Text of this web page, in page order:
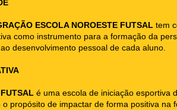
ESCOLA NOROESTE FUTSAL tem
como instrumento para a formação da
desenvolvimento pessoal de cada aluno.
é uma escola de iniciação esportiva
o propósito de impactar de forma positiva